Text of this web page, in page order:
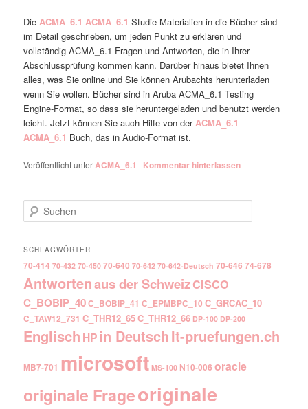
DieACMA_6.1 ACMA_6.1 Studie Materialien in die Bücher sind
im Detail geschrieben, um jeden Punkt zu erklären und
vollständig ACMA_6.1 Fragen und Antworten, die in Ihrer
Abschlussprüfung kommen kann. Darüber hinaus bietet Ihnen
alles, was Sie online und Sie können Arubachts herunterladen
wenn Sie wollen. Bücher sind in Aruba ACMA_6.1 Testing
Engine-Format, so dass sie heruntergeladen und benutzt werden
leicht. Jetzt können Sie auch Hilfe von derACMA_6.1
ACMA_6.1 Buch, das in Audio-Format ist.
Veröffentlicht unterACMA_6.1 | Kommentar hinterlassen
Suchen
SCHLAGWÖRTER
70-414 70-432 70-450 70-640 70-642 70-642-Deutsch 70-646 74-678
Antwortenaus der SchweizCISCO
C_BOBIP_40C_BOBIP_41 C_EPMBPC_10 C_GRCAC_10
C_TAW12_731 C_THR12_65C_THR12_66 DP-100 DP-200
Englisch HPin DeutschIt-pruefungen.ch
MB7-701 microsoft MS-100 N10-006 oracle
originale Frageoriginale